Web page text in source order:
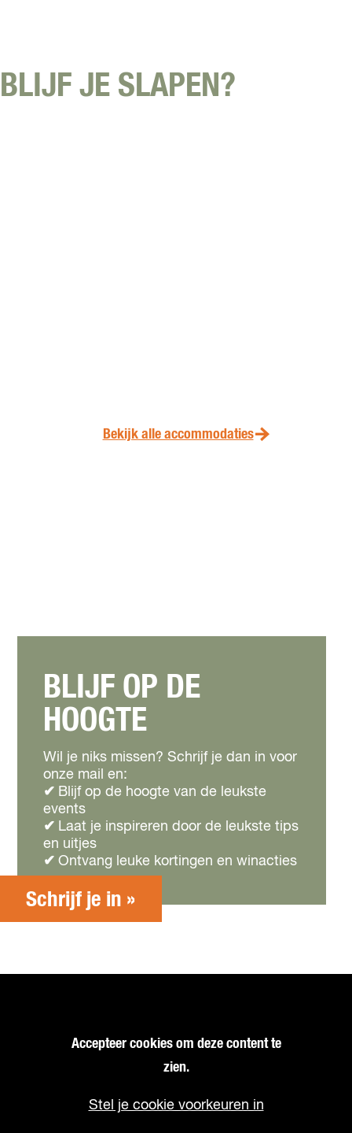
BLIJF JE SLAPEN?
Bekijk alle accommodaties
BLIJF OP DE
HOOGTE
Wil je niks missen? Schrijf je dan in voor
onze mail en:
✔ Blijf op de hoogte van de leukste
events
✔ Laat je inspireren door de leukste tips
en uitjes
✔ Ontvang leuke kortingen en winacties
Schrijf je in »
Accepteer cookies om deze content te
zien.
Stel je cookie voorkeuren in